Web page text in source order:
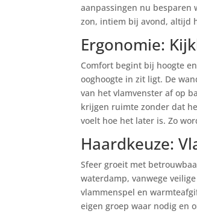
aanpassingen nu besparen
zon, intiem bij avond, altijd
Ergonomie:
Comfort begint bij hoogte
ooghoogte in zit ligt. De
van het vlamvenster af op
krijgen ruimte zonder dat
voelt hoe het later is. Zo
Haardkeuze:
Sfeer groeit met
waterdamp, vanwege
vlammenspel en
eigen groep waar nodig en